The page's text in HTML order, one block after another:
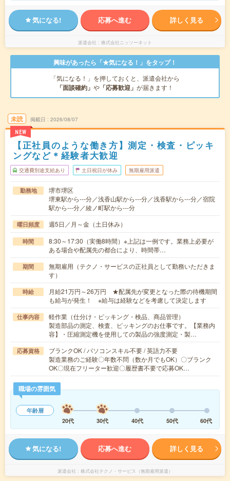
気になる! 応募へ進む 詳しく見る
派遣会社 株式会社ニッソーネット
興味があったら「★気になる！」をタップ！
「気になる！」を押しておくと、派遣会社から
「面談確約」 や 「応募歓迎」 が届きます！
未読
NEW
掲載日 2026/08/07
【正社員のような働き方】測定・検査・ピッキ
ングなど＊経験者大歓迎
交通費別途支給あり 土日祝日が休み 無期雇用派遣
勤務地
堺市堺区
堺東駅から---分／浅香山駅から---分／浅香駅から---分／宿院
駅から---分／綾ノ町駅から---分
曜日頻度 週5日／月～金（土日休み）
時間
8:30～17:30（実働8時間）※上記は一例です。業務上必要が
ある場合や配属先の都合により、時間帯…
期間
無期雇用（テクノ・サービスの正社員として勤務いただきま
す）
時給
月給21万円～26万円 ★配属先が変更となった際の待機期間
も給与が発生！ ※給与は経験などを考慮して決定します
仕事内容
軽作業（仕分け・ピッキング・検品、商品管理）
製造部品の測定、検査、ピッキングのお仕事です。【業務内
容】・圧縮測定機を使用しての製品の強度測定・製…
応募資格
ブランクOK / パソコンスキル不要 / 英語力不要
製造業務のご経験〇年数不問（数か月でもOK）〇ブランク
OK〇現在フリーター歓迎〇履歴書不要で応募OK…
職場の雰囲気
年齢層
20代
30代 40代 50代 60代
気になる! 応募へ進む 詳しく見る
派遣会社 株式会社テクノ・サービス（無期雇用派遣）